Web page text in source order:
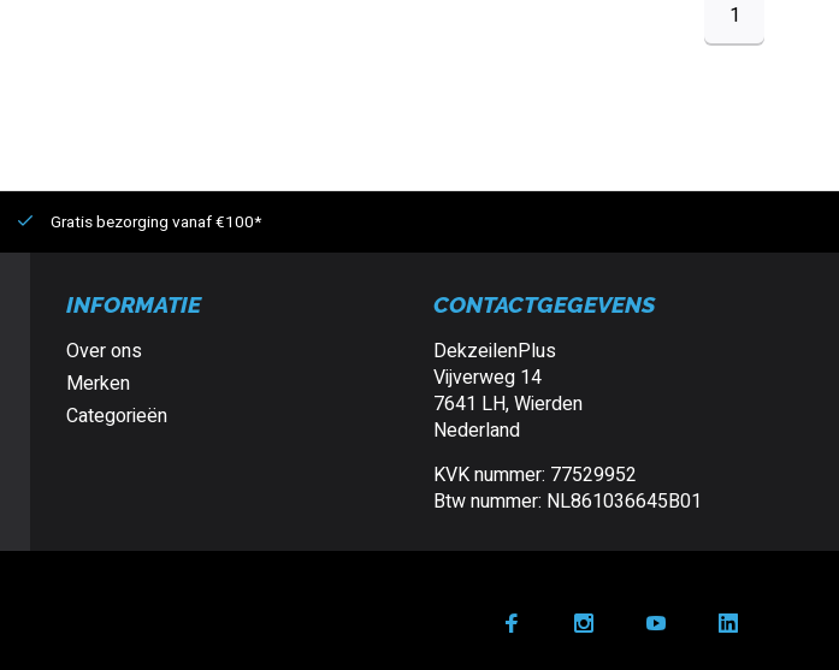
1
Gratis bezorging vanaf €100*
INFORMATIE
Over ons
Merken
Categorieën
CONTACTGEGEVENS
DekzeilenPlus
Vijverweg 14
7641 LH, Wierden
Nederland
KVK nummer: 77529952
Btw nummer: NL861036645B01